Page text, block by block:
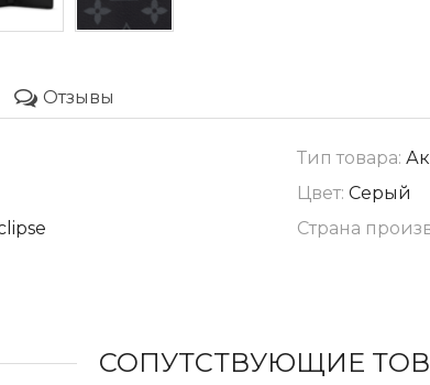
Отзывы
Тип товара:
Цвет: Серый
Страна
СОПУТСТВУЮЩИЕ